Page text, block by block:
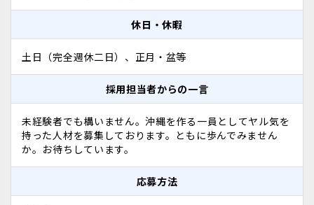
休日・休暇
土日（完全週休二日）、正月・盆等
採用担当者からの一言
未経験者でも構いません。沖縄を作る一員としてヤル気を
持った人材を募集しております。ともに歩んでみません
か。お待ちしています。
応募方法